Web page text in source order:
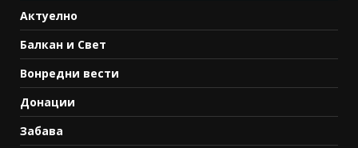
Актуелно
Балкан и Свет
Вонредни вести
Донации
Забава